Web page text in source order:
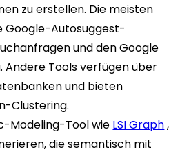
zu erstellen. Die meisten
Google-Autosuggest-
und den Google
Andere Tools verfügen über
und bieten
Clustering.
Modeling-Tool wie LSI Graph,
die semantisch mit